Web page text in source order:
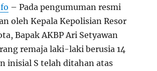
– Pada pengumuman resmi
oleh Kepala Kepolisian Resor
Bapak AKBP Ari Setyawan
remaja laki-laki berusia 14
inisial S telah ditahan atas